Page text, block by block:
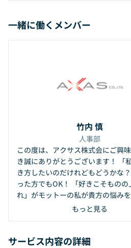
一緒に働くメンバー
竹内 慎
人事部
この度は、アクサス株式会にご興
き誠にありがとうございます！ 「私こんな働
き方したいのだけれどもどうかな
った方でもOK！ 「好きこそものの
れ」がモットーの私が貴方の悩み
す！ その上でアクサスを選んでい
がる年収 ・平均昇給率106% ・エン
もっと見る
サービス内容の詳細